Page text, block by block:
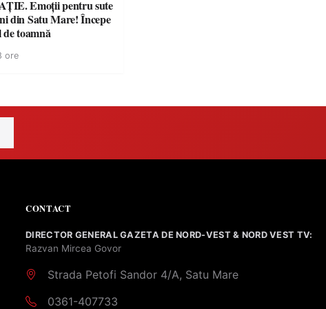
Emoții pentru sute
din Satu Mare! Începe
toamnă
ore
CONTACT
DIRECTOR GENERAL GAZETA DE NORD-VEST & NORD VEST TV:
Razvan Mircea Govor
Strada Petofi Sandor 4/A, Satu Mare
0361-407733